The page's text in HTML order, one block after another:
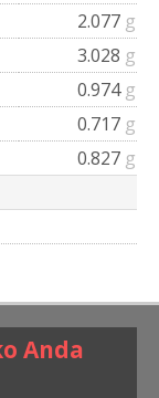
2.077 g
3.028 g
0.974 g
0.717 g
0.827 g
Anda